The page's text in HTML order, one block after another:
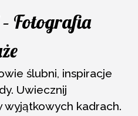
Fotografia
ślubni, inspiracje
Uwiecznij
wyjątkowych kadrach.